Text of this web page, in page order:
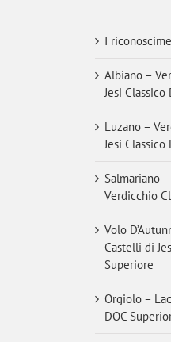
I
Albiano –
Jesi Classico
Luzano –
Jesi Classico
Salmariano
Verdicchio
Volo
Castelli di
Superiore
Orgiolo –
DOC